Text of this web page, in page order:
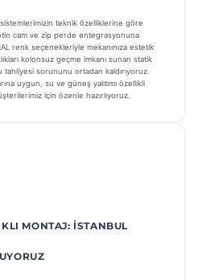
teknik özelliklerine göre
cam ve zip perde entegrasyonuna
renk seçenekleriyle mekanınıza estetik
kolonsuz geçme imkanı sunan statik
tahliyesi sorununu ortadan kaldırıyoruz.
uygun, su ve güneş yalıtımı özellikli
için özenle hazırlıyoruz.
MONTAJ: İSTANBUL